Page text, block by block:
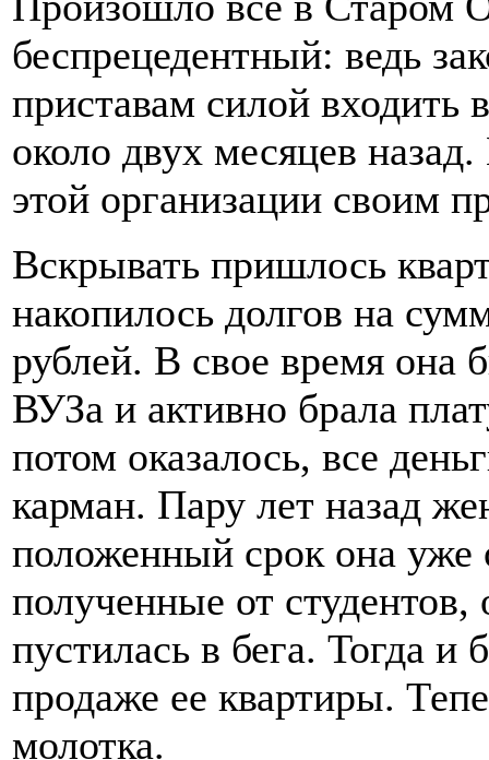
беспрецедентный: ведь
приставам силой
около двух месяцев
этой организации своим
Вскрывать пришлось
накопилось долгов на
рублей. В своe время она
ВУЗа и активно брала
потом оказалось, все
карман. Пару лет назад
положенный срок она уже
полученные от
пустилась в бега. Тогда
продаже ее квартиры.
молотка.